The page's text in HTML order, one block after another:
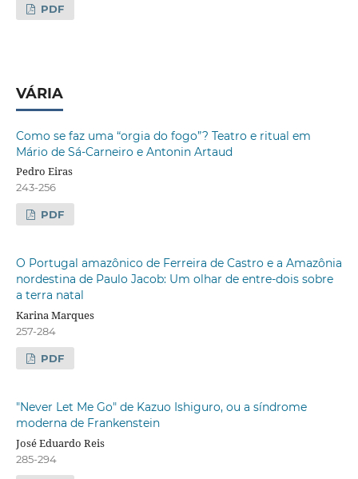
PDF
VÁRIA
Como se faz uma “orgia do fogo”? Teatro e ritual em
Mário de Sá-Carneiro e Antonin Artaud
Pedro Eiras
243-256
PDF
O Portugal amazônico de Ferreira de Castro e a Amazônia
nordestina de Paulo Jacob: Um olhar de entre-dois sobre
a terra natal
Karina Marques
257-284
PDF
"Never Let Me Go" de Kazuo Ishiguro, ou a síndrome
moderna de Frankenstein
José Eduardo Reis
285-294